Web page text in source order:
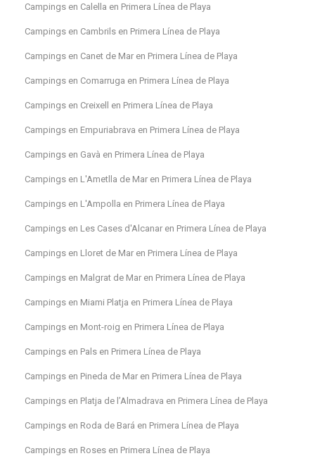
Campings en Calella en Primera Línea de Playa
Campings en Cambrils en Primera Línea de Playa
Campings en Canet de Mar en Primera Línea de Playa
Campings en Comarruga en Primera Línea de Playa
Campings en Creixell en Primera Línea de Playa
Campings en Empuriabrava en Primera Línea de Playa
Campings en Gavà en Primera Línea de Playa
Campings en L'Ametlla de Mar en Primera Línea de Playa
Campings en L'Ampolla en Primera Línea de Playa
Campings en Les Cases d'Alcanar en Primera Línea de Playa
Campings en Lloret de Mar en Primera Línea de Playa
Campings en Malgrat de Mar en Primera Línea de Playa
Campings en Miami Platja en Primera Línea de Playa
Campings en Mont-roig en Primera Línea de Playa
Campings en Pals en Primera Línea de Playa
Campings en Pineda de Mar en Primera Línea de Playa
Campings en Platja de l’Almadrava en Primera Línea de Playa
Campings en Roda de Bará en Primera Línea de Playa
Campings en Roses en Primera Línea de Playa